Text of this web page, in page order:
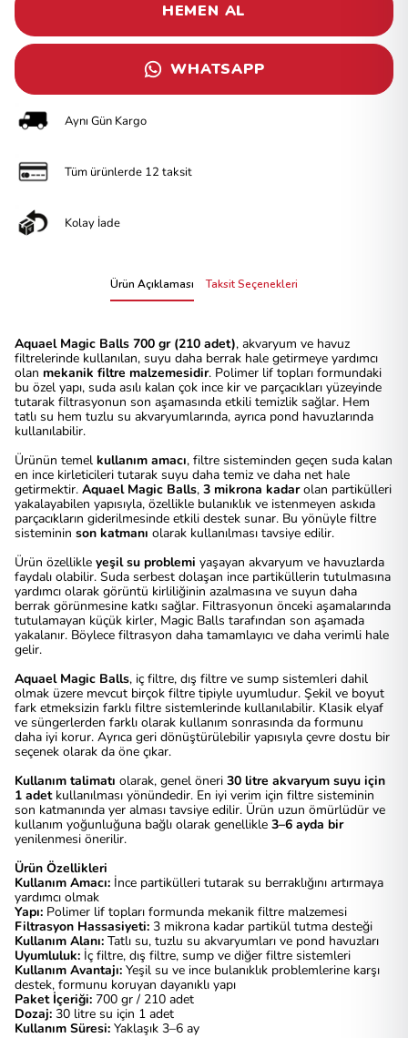
HEMEN AL
WHATSAPP
Aynı Gün Kargo
Tüm ürünlerde 12 taksit
Kolay İade
Ürün Açıklaması Taksit Seçenekleri
Aquael Magic Balls 700 gr (210 adet), akvaryum ve havuz
filtrelerinde kullanılan, suyu daha berrak hale getirmeye yardımcı
olan mekanik filtre malzemesidir. Polimer lif topları formundaki
bu özel yapı, suda asılı kalan çok ince kir ve parçacıkları yüzeyinde
tutarak filtrasyonun son aşamasında etkili temizlik sağlar. Hem
tatlı su hem tuzlu su akvaryumlarında, ayrıca pond havuzlarında
kullanılabilir.
Ürünün temel kullanım amacı, filtre sisteminden geçen suda kalan
en ince kirleticileri tutarak suyu daha temiz ve daha net hale
getirmektir. Aquael Magic Balls, 3 mikrona kadarolan partikülleri
yakalayabilen yapısıyla, özellikle bulanıklık ve istenmeyen askıda
parçacıkların giderilmesinde etkili destek sunar. Bu yönüyle filtre
sisteminin son katmanı olarak kullanılması tavsiye edilir.
Ürün özellikle yeşil su problemi yaşayan akvaryum ve havuzlarda
faydalı olabilir. Suda serbest dolaşan ince partiküllerin tutulmasına
yardımcı olarak görüntü kirliliğinin azalmasına ve suyun daha
berrak görünmesine katkı sağlar. Filtrasyonun önceki aşamalarında
tutulamayan küçük kirler, Magic Balls tarafından son aşamada
yakalanır. Böylece filtrasyon daha tamamlayıcı ve daha verimli hale
gelir.
Aquael Magic Balls, iç filtre, dış filtre ve sump sistemleri dahil
olmak üzere mevcut birçok filtre tipiyle uyumludur. Şekil ve boyut
fark etmeksizin farklı filtre sistemlerinde kullanılabilir. Klasik elyaf
ve süngerlerden farklı olarak kullanım sonrasında da formunu
daha iyi korur. Ayrıca geri dönüştürülebilir yapısıyla çevre dostu bir
seçenek olarak da öne çıkar.
Kullanım talimatı olarak, genel öneri 30 litre akvaryum suyu için
1 adetkullanılması yönündedir. En iyi verim için filtre sisteminin
son katmanında yer alması tavsiye edilir. Ürün uzun ömürlüdür ve
kullanım yoğunluğuna bağlı olarak genellikle 3–6 ayda bir
yenilenmesi önerilir.
Ürün Özellikleri
Kullanım Amacı: İnce partikülleri tutarak su berraklığını artırmaya
yardımcı olmak
Yapı: Polimer lif topları formunda mekanik filtre malzemesi
Filtrasyon Hassasiyeti: 3 mikrona kadar partikül tutma desteği
Kullanım Alanı: Tatlı su, tuzlu su akvaryumları ve pond havuzları
Uyumluluk: İç filtre, dış filtre, sump ve diğer filtre sistemleri
Kullanım Avantajı: Yeşil su ve ince bulanıklık problemlerine karşı
destek, formunu koruyan dayanıklı yapı
Paket İçeriği: 700 gr / 210 adet
Dozaj: 30 litre su için 1 adet
Kullanım Süresi: Yaklaşık 3–6 ay